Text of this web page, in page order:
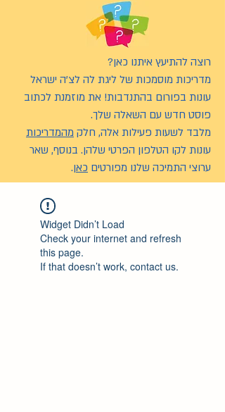
רוצה להתיעץ איתנו כאן?
מדריכות מוסמכות של ליגת לה לצ’ה ישראל
עונות בפורום בהתנדבות! את מוזמנת לכתוב
פוסט חדש עם השאלה שלך.
מלבד לשעות פעילות אלה, חלק מהמדריכות
עונות לקו הטלפון הפרטי שלהן. בנוסף, שאר
ערוצי התמיכה שלנו מפורטים כאן.
Widget Didn’t Load
Check your internet and refresh
this page.
If that doesn’t work, contact us.